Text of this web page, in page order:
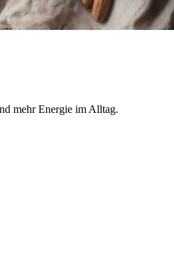
mehr Energie im Alltag.